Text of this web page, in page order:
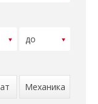
Механика